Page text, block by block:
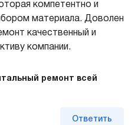
компетентно и
материала. Доволен
качественный и
компании.
ремонт всей
Ответить